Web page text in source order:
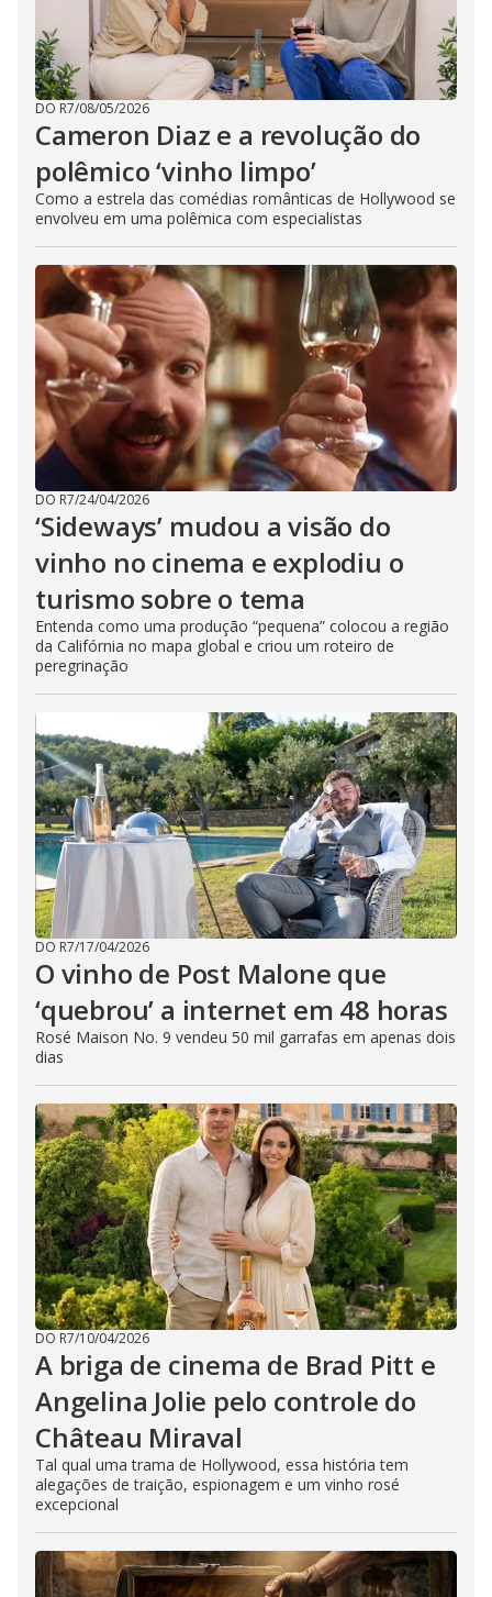
DO R7/08/05/2026
Cameron Diaz e a revolução do
polêmico ‘vinho limpo’
Como a estrela das comédias românticas de Hollywood se
envolveu em uma polêmica com especialistas
DO R7/24/04/2026
‘Sideways’ mudou a visão do
vinho no cinema e explodiu o
turismo sobre o tema
Entenda como uma produção “pequena” colocou a região
da Califórnia no mapa global e criou um roteiro de
peregrinação
DO R7/17/04/2026
O vinho de Post Malone que
‘quebrou’ a internet em 48 horas
Rosé Maison No. 9 vendeu 50 mil garrafas em apenas dois
dias
DO R7/10/04/2026
A briga de cinema de Brad Pitt e
Angelina Jolie pelo controle do
Château Miraval
Tal qual uma trama de Hollywood, essa história tem
alegações de traição, espionagem e um vinho rosé
excepcional